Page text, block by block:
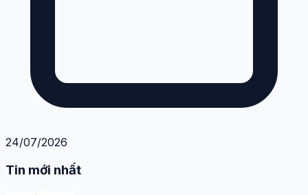
24/07/2026
Tin mới nhất